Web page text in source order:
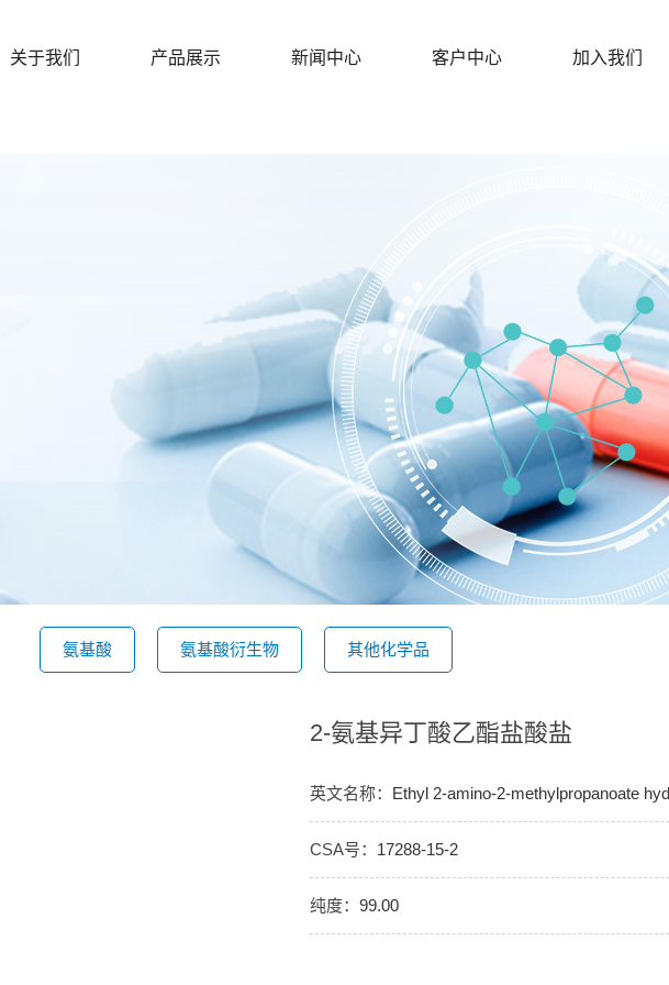
关于我们
产品展示 新闻中心 客户中心
加入我们
氨基酸 氨基酸衍生物 其他化学品
2-氨基异丁酸乙酯盐酸盐
英文名称： Ethyl 2-amino-2-methylpropanoate
CSA号： 17288-15-2
纯度： 99.00